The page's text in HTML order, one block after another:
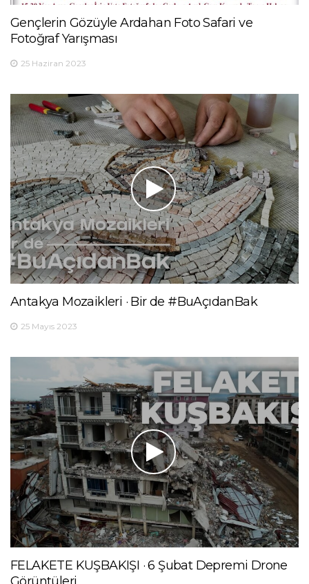
Gençlerin Gözüyle Ardahan Foto Safari ve
Fotoğraf Yarışması
25 Haziran 2023
Antakya Mozaikleri · Bir de #BuAçıdanBak
25 Mayıs 2023
FELAKETE KUŞBAKIŞI · 6 Şubat Depremi Drone
Görüntüleri